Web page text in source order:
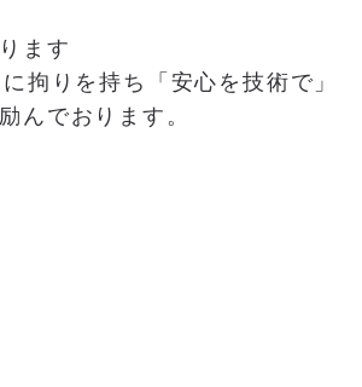
ます
拘りを持ち「安心を技術で」
んでおります。